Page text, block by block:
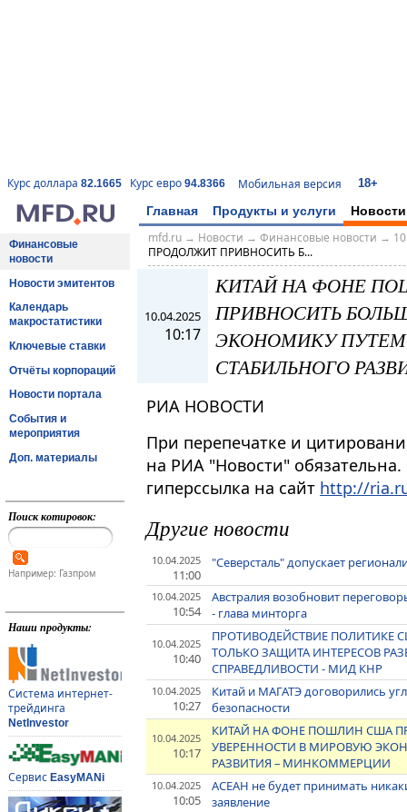
Курс доллара 82.1665 Курс евро 94.8366 Мобильная версия 18+
Главная Продукты и услуги Новости
Финансовые
новости
Новости эмитентов
Календарь
макростатистики
Ключевые ставки
Отчёты корпораций
Новости портала
События и
мероприятия
Доп. материалы
Поиск котировок:
Например: Газпром
Наши продукты:
Система интернет-
трейдинга
NetInvestor
Сервис EasyMANi
mfd.ru→ Новости → Финансовые новости →
ПРОДОЛЖИТ ПРИВНОСИТЬ Б...
10.04.2025
10:17
КИТАЙ НА ФОНЕ
ПРИВНОСИТЬ
ЭКОНОМИКУ
СТАБИЛЬНОГО
РИА НОВОСТИ
При перепечатке и
на РИА "Новости"
гиперссылка на сайт http://
Другие новости
10.04.2025
11:00
"Северсталь" допускает
10.04.2025
10:54
Австралия возобновит
- глава минторга
10.04.2025
10:40
ПРОТИВОДЕЙСТВИЕ ПОЛИТИКЕ
ТОЛЬКО ЗАЩИТА ИНТЕРЕСОВ
СПРАВЕДЛИВОСТИ - МИД КНР
10.04.2025
10:27
Китай и МАГАТЭ договорились
безопасности
10.04.2025
10:17
КИТАЙ НА ФОНЕ ПОШЛИН США
УВЕРЕННОСТИ В МИРОВУЮ
РАЗВИТИЯ – МИНКОММЕРЦИИ
10.04.2025
10:05
АСЕАН не будет принимать
заявление